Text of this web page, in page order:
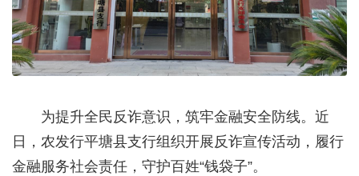
为提升全民反诈意识，筑牢金融安全防线。近
日，农发行平塘县支行组织开展反诈宣传活动，履行
金融服务社会责任，守护百姓“钱袋子”。